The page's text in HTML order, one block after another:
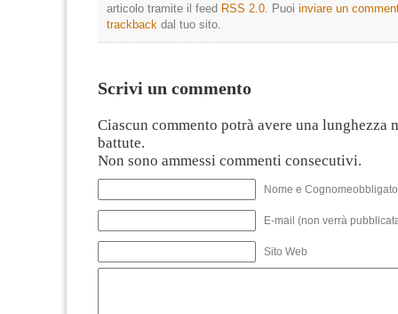
articolo tramite il feed RSS 2.0 . Puoi inviare un
trackback dal tuo sito.
Scrivi un commento
Ciascun commento potrà avere una lunghezza
battute.
Non sono ammessi commenti consecutivi.
Nome e
E-mail (non verrà
Sito Web